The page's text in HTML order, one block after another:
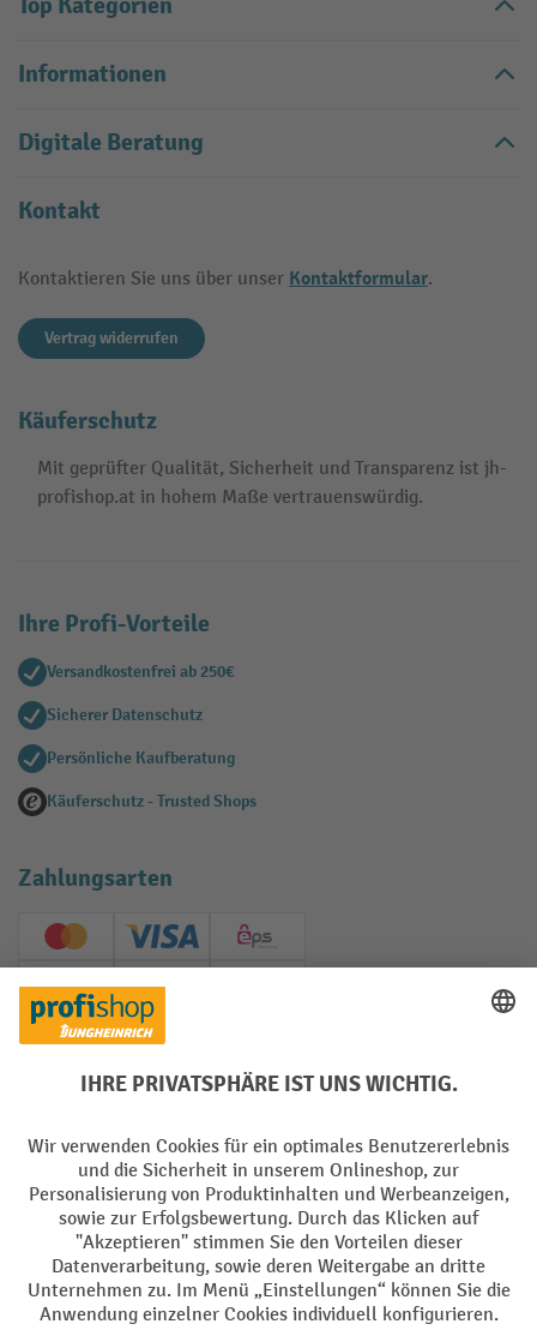
Informationen
Digitale Beratung
Kontakt
Kontaktieren Sie uns über unser Kontaktformular.
Vertrag widerrufen
Käuferschutz
Mit geprüfter Qualität, Sicherheit und Transparenz ist jh-
profishop.at in hohem Maße vertrauenswürdig.
Ihre Profi-Vorteile
Versandkostenfrei ab 250€
Sicherer Datenschutz
Persönliche Kaufberatung
Käuferschutz - Trusted Shops
Zahlungsarten
Creditcard (Master)Creditcard (Visa)
EPS
PayPal
Soziale Netzwerke
Impressum Datenschutz
Barrierefreiheit Privacy Settings